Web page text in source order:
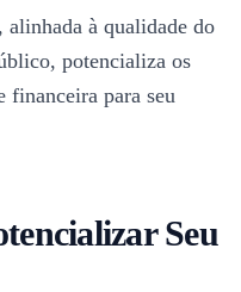
alinhada à qualidade do
potencializa os
financeira para seu
Seu